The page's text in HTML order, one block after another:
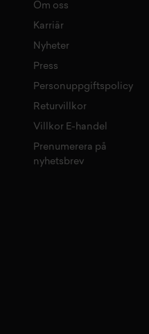
Om oss
Karriär
Nyheter
Press
Personuppgiftspolicy
Returvillkor
Villkor E-handel
Prenumerera på
nyhetsbrev